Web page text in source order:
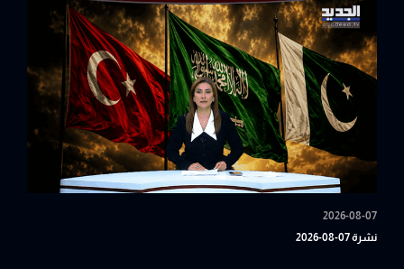
2026-08-07
نشرة 07-08-2026